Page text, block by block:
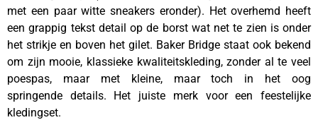
met een paar witte sneakers eronder). Het overhemd heeft
een grappig tekst detail op de borst wat net te zien is onder
het strikje en boven het gilet. Baker Bridge staat ook bekend
om zijn mooie, klassieke kwaliteitskleding, zonder al te veel
poespas, maar met kleine, maar toch in het oog
springende details. Het juiste merk voor een feestelijke
kledingset.